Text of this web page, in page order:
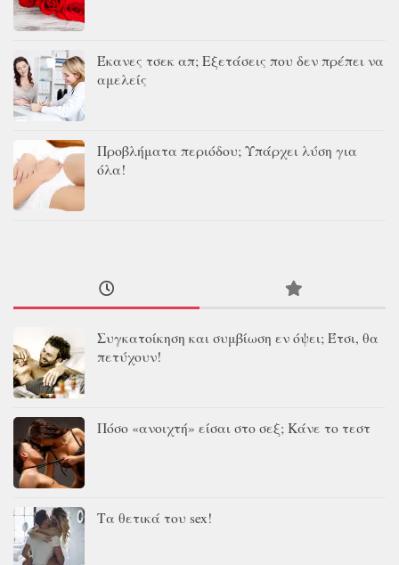
Έκανες τσεκ απ; Εξετάσεις που δεν πρέπει να
αμελείς
Προβλήματα περιόδου; Υπάρχει λύση για
όλα!
Συγκατοίκηση και συμβίωση εν όψει; Έτσι, θα
πετύχουν!
Πόσο «ανοιχτή» είσαι στο σεξ; Κάνε το τεστ
Τα θετικά του sex!